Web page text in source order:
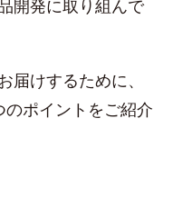
開発に取り組んで
届けするために、
ポイントをご紹介